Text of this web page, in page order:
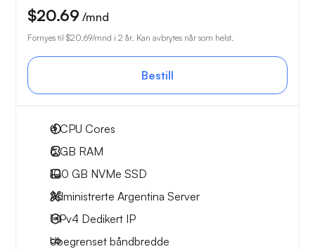
$20.69 /mnd
Fornyes til $20.69/mnd i 2 år. Kan avbrytes når som helst.
Bestill
4CPU Cores
6 GB RAM
100 GB NVMe SSD
Administrerte Argentina Server
1 IPv4 Dedikert IP
Ubegrenset båndbredde